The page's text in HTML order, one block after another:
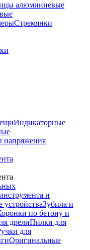
алюминиевые
Стремянки
Индикаторные
напряжения
и
устройстваЗубила и
по бетону и
дрелиПилки для
для
Оригинальные